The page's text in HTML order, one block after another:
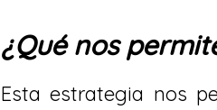
¿Qué nos
Esta estrategia nos